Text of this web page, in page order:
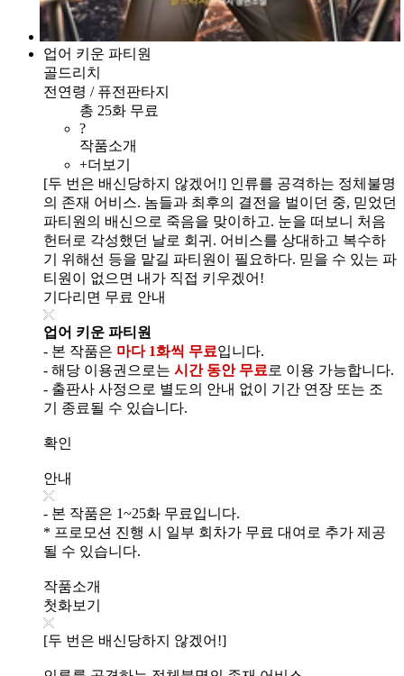
업어 키운 파티원
골드리치
전연령 / 퓨전판타지
총 25화 무료
?
작품소개
+더보기
[두 번은 배신당하지 않겠어!] 인류를 공격하는 정체불명
의 존재 어비스. 놈들과 최후의 결전을 벌이던 중, 믿었던
파티원의 배신으로 죽음을 맞이하고. 눈을 떠보니 처음
헌터로 각성했던 날로 회귀. 어비스를 상대하고 복수하
기 위해선 등을 맡길 파티원이 필요하다. 믿을 수 있는 파
티원이 없으면 내가 직접 키우겠어!
기다리면 무료 안내
업어 키운 파티원
- 본 작품은 마다 1화씩 무료입니다.
- 해당 이용권으로는 시간 동안 무료 로 이용 가능합니다.
- 출판사 사정으로 별도의 안내 없이 기간 연장 또는 조
기 종료될 수 있습니다.
확인
안내
- 본 작품은 1~25화 무료입니다.
* 프로모션 진행 시 일부 회차가 무료 대여로 추가 제공
될 수 있습니다.
작품소개
첫화보기
[두 번은 배신당하지 않겠어!]